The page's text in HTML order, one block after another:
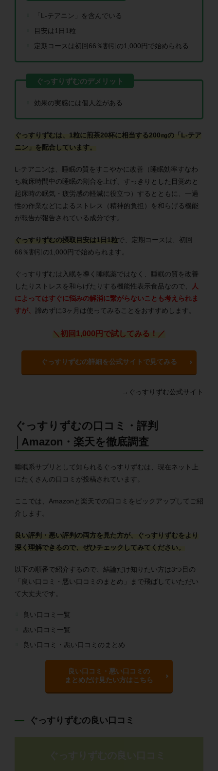
「L-テアニン」を含んでいる
目安は1日1粒
定期コースは初回66％割引の1,000円で始められる
効果の実感には個人差がある
ぐっすりずむは、1粒に煎茶20杯に相当する200㎎の 「L-テア
ニン」を配合しています。
L-テアニンは、睡眠の質をすこやかに改善（睡眠効率すなわ
ち就床時間中の睡眠の割合を上げ、すっきりとした目覚めと
起床時の眠気・疲労感の軽減に役立つ）するとともに、一過
性の作業などによるストレス（精神的負担）を和らげる機能
が報告が報告されている成分です。
ぐっすりずむの摂取目安は1日1粒で、定期コースは、初回
66％割引の1,000円で始められます。
ぐっすりずむは入眠を導く睡眠薬ではなく、睡眠の質を改善
したりストレスを和らげたりする機能性表示食品なので、
人
によってはすぐに悩みの解消に繋がらないことも考えられま
すが、 諦めずに3ヶ月は使ってみることをおすすめします。
＼初回1,000円で試してみる！／
ぐっすりずむの詳細を公式サイトで見てみる
→ぐっすりずむ公式サイト
ぐっすりずむの口コミ・評判
│Amazon・楽天を徹底調査
睡眠系サプリとして知られるぐっすりずむは、現在ネット上
にたくさんの口コミが投稿されています。
ここでは、Amazonと楽天での口コミをピックアップしてご紹
介します。
良い評判・悪い評判の両方を見た方が、ぐっすりずむをより
深く理解できるので、ぜひチェックしてみてください。
以下の順番で紹介するので、結論だけ知りたい方は3つ目の
「良い口コミ・悪い口コミのまとめ」まで飛ばしていただい
て大丈夫です。
良い口コミ一覧
悪い口コミ一覧
良い口コミ・悪い口コミのまとめ
良い口コミ・悪い口コミの
まとめだけ見たい方はこちら
ぐっすりずむの良い口コミ